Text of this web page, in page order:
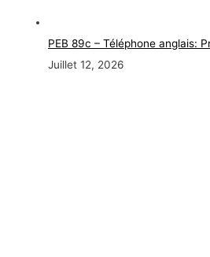
PEB 89c – Téléphone anglais:
Juillet 12, 2026